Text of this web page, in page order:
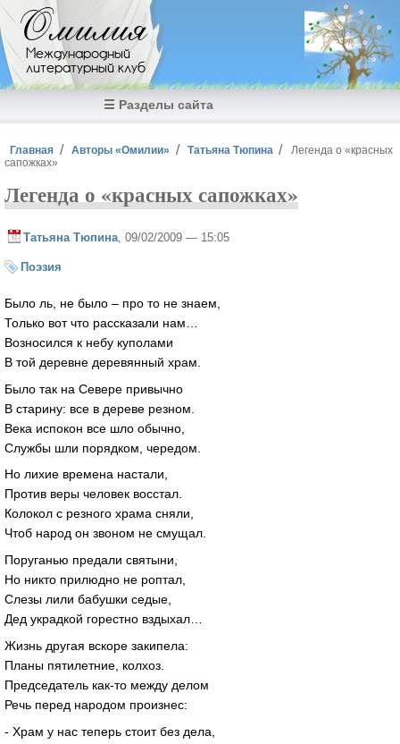
Перейти к основному содержанию
Омилия
Международный
литературный клуб
☰ Разделы сайта
Вы здесь
Главная Авторы «Омилии» Татьяна Тюпина
Легенда о «красных
сапожках»
Легенда о «красных сапожках»
Татьяна Тюпина , 09/02/2009 — 15:05
Поэзия
Было ль, не было – про то не знаем,
Только вот что рассказали нам…
Возносился к небу куполами
В той деревне деревянный храм.
Было так на Севере привычно
В старину: все в дереве резном.
Века испокон все шло обычно,
Службы шли порядком, чередом.
Но лихие времена настали,
Против веры человек восстал.
Колокол с резного храма сняли,
Чтоб народ он звоном не смущал.
Поруганью предали святыни,
Но никто прилюдно не роптал,
Слезы лили бабушки седые,
Дед украдкой горестно вздыхал…
Жизнь другая вскоре закипела:
Планы пятилетние, колхоз.
Председатель как-то между делом
Речь перед народом произнес:
- Храм у нас теперь стоит без дела,